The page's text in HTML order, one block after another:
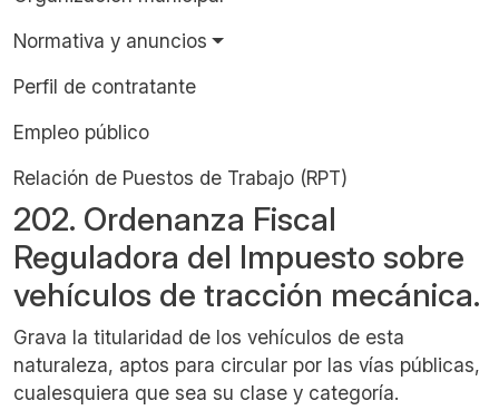
Normativa y anuncios
Perfil de contratante
Empleo público
Relación de Puestos de Trabajo (RPT)
202. Ordenanza Fiscal
Reguladora del Impuesto sobre
vehículos de tracción mecánica.
Grava la titularidad de los vehículos de esta
naturaleza, aptos para circular por las vías públicas,
cualesquiera que sea su clase y categoría.